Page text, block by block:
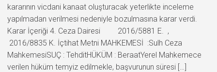
kararının vicdani kanaat oluşturacak yeterlikte inceleme
yapılmadan verilmesi nedeniyle bozulmasına karar verdi.
Karar İçeriği 4. Ceza Dairesi 2016/5881 E. ,
2016/8835 K. İçtihat Metni MAHKEMESİ :Sulh Ceza
MahkemesiSUÇ : TehditHÜKÜM : BeraatYerel Mahkemece
verilen hüküm temyiz edilmekle, başvurunun süresi […]